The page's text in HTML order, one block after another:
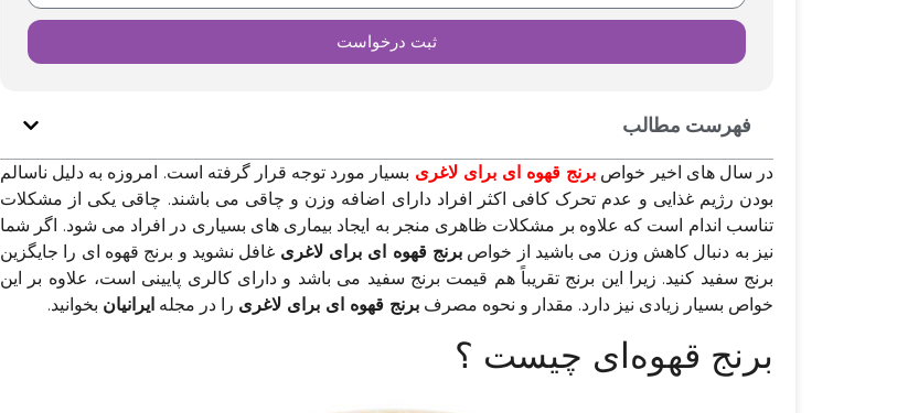
ثبت درخواست
فهرست مطالب
در سال‌ های اخیر خواص برنج قهوه‌ ای برای لاغری بسیار مورد توجه قرار گرفته است. امروزه به دلیل ناسالم
بودن رژیم غذایی و عدم تحرک کافی اکثر افراد دارای اضافه وزن و چاقی می‌ باشند. چاقی یکی از مشکلات
تناسب اندام است که علاوه بر مشکلات ظاهری منجر به ایجاد بیماری‌ های بسیاری در افراد می‌ شود. اگر شما
نیز به دنبال کاهش وزن می‌ باشید از خواص برنج قهوه‌ ای برای لاغری غافل نشوید و برنج قهوه‌ ای را جایگزین
برنج سفید کنید. زیرا این برنج تقریباً هم قیمت برنج سفید می‌ باشد و دارای کالری پایینی است، علاوه بر این
خواص بسیار زیادی نیز دارد. مقدار و نحوه مصرف برنج قهوه‌ ای برای لاغری را در مجله ایرانیان بخوانید.
برنج قهوه‌ای چیست ؟